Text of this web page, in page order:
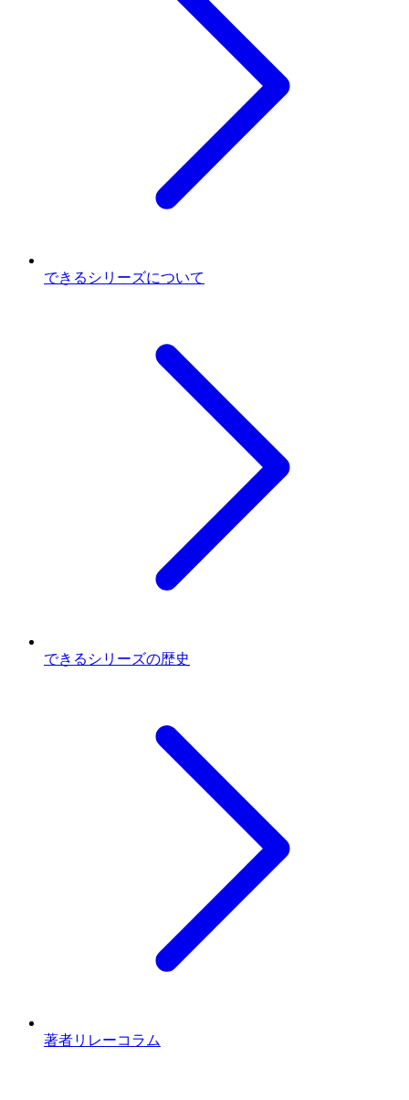
できるシリーズについて
できるシリーズの歴史
著者リレーコラム